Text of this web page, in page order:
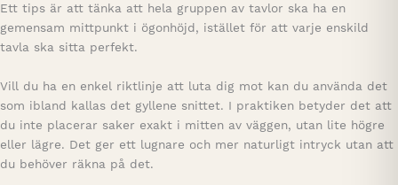
Ett tips är att tänka att hela gruppen av tavlor ska ha en
gemensam mittpunkt i ögonhöjd, istället för att varje enskild
tavla ska sitta perfekt.
Vill du ha en enkel riktlinje att luta dig mot kan du använda det
som ibland kallas det gyllene snittet. I praktiken betyder det att
du inte placerar saker exakt i mitten av väggen, utan lite högre
eller lägre. Det ger ett lugnare och mer naturligt intryck utan att
du behöver räkna på det.